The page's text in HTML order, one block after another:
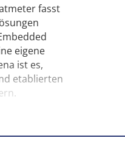
fasst
eigene
ist es,
etablierten